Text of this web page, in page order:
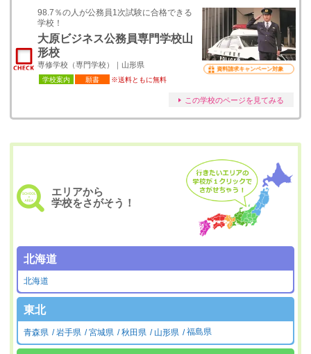
98.7％の人が公務員1次試験に合格できる
学校！
大原ビジネス公務員専門学校山
形校
専修学校（専門学校）｜山形県
学校案内 願書 ※送料ともに無料
資料請求キャンペーン対象
この学校のページを見てみる
エリアから
学校をさがそう！
北海道
北海道
東北
青森県 岩手県 宮城県 秋田県 山形県 福島県